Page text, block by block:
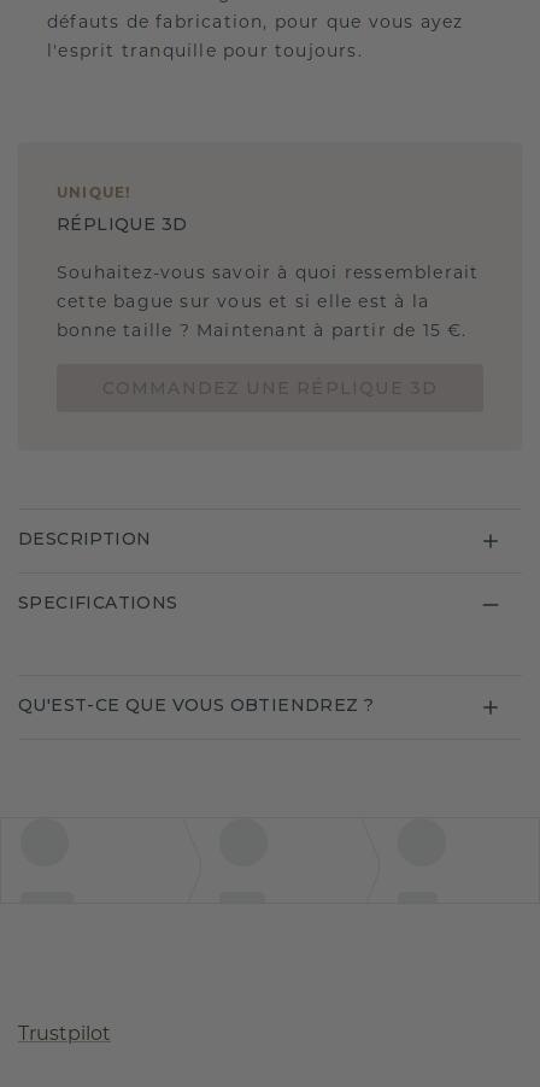
défauts de fabrication, pour que vous ayez
l'esprit tranquille pour toujours.
UNIQUE !
RÉPLIQUE 3D
Souhaitez-vous savoir à quoi ressemblerait
cette bague sur vous et si elle est à la
bonne taille ? Maintenant à partir de 15 €.
DESCRIPTION
SPECIFICATIONS
QU'EST-CE QUE VOUS OBTIENDREZ ?
Trustpilot